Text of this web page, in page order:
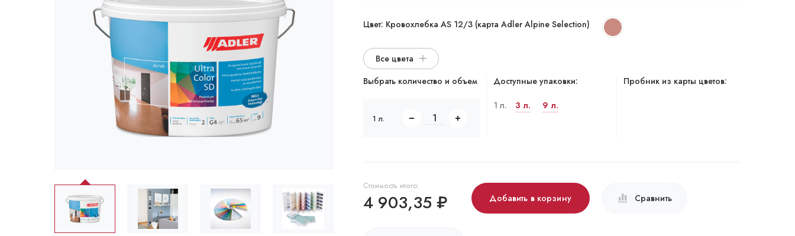
Цвет: Кровохлебка AS 12/3 (карта Adler Alpine Selection)
Все цвета
Выбрать количество и объем
1 л.
Доступные упаковки:
1 л. 3 л. 9 л.
Пробник из карты цветов:
Стоимость итого:
4 903,35 ₽ Добавить в корзину Сравнить